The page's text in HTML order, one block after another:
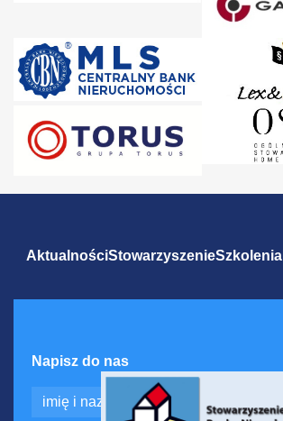
AktualnościStowarzyszenieSzkolenia
Napisz do nas